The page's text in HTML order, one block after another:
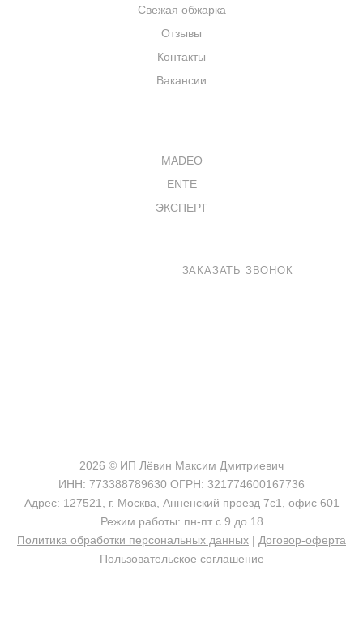
Свежая обжарка
Отзывы
Контакты
Вакансии
MADEO
ENTE
ЭКСПЕРТ
ЗАКАЗАТЬ ЗВОНОК
2026 © ИП Лёвин Максим Дмитриевич
ИНН: 773388789630 ОГРН: 321774600167736
Адрес: 127521, г. Москва, Анненский проезд 7с1, офис 601
Режим работы: пн-пт с 9 до 18
Политика обработки персональных данных | Договор-оферта
Пользовательское соглашение